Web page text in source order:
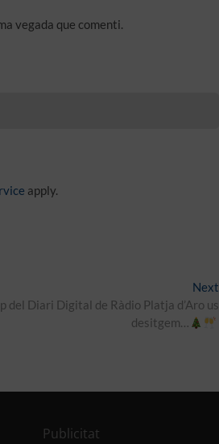
vegada que comenti.
apply.
Next
del Diari Digital de Ràdio Platja d’Aro us
desitgem…
Publicitat